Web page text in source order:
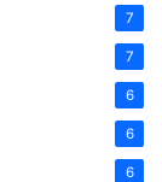
7
7
6
6
6